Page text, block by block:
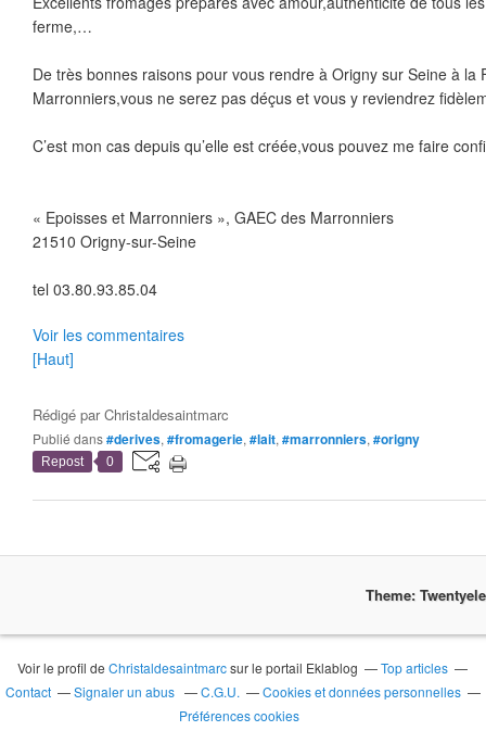
ferme,…
De très bonnes raisons pour vous rendre à Origny sur Seine à la
Marronniers,vous ne serez pas déçus et vous y reviendrez
C’est mon cas depuis qu’elle est créée,vous pouvez me faire
« Epoisses et Marronniers », GAEC des Marronniers
21510 Origny-sur-Seine
tel 03.80.93.85.04
Voir les commentaires
[Haut]
Rédigé parChristaldesaintmarc
Publié dans#derives, #fromagerie, #lait, #marronniers, #origny
Repost 0
Theme:
Voir le profil deChristaldesaintmarcsur le portail Eklablog
Top articles
Contact
Signaler un abus C.G.U.
Cookies et données personnelles
Préférences cookies